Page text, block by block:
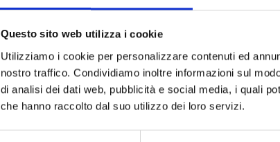
Questo sito web utilizza i cookie
Utilizziamo i cookie per personalizzare contenuti ed
nostro traffico. Condividiamo inoltre informazioni sul
di analisi dei dati web, pubblicità e social media, i quali
che hanno raccolto dal suo utilizzo dei loro servizi.